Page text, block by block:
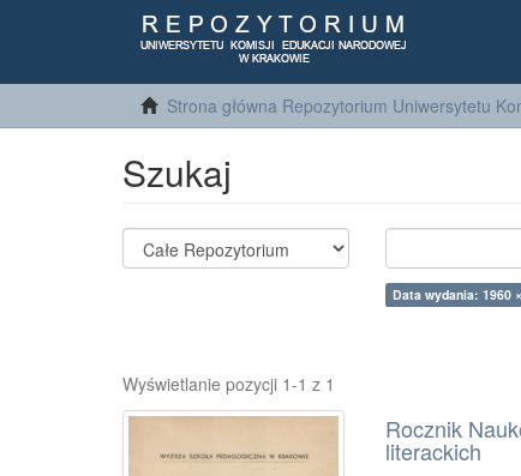
Strona główna Repozytorium Uniwersytetu
Szukaj
Data wydania: 1960 ×
Wyświetlanie pozycji 1-1 z 1
Rocznik
literackich